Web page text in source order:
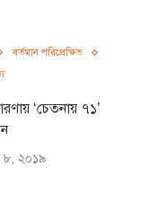
বর্তমান পরিপ্রেক্ষিত
‘চেতনায় ৭১’
২০১৯